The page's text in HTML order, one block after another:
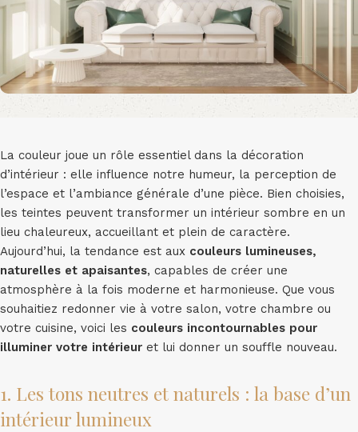
La couleur joue un rôle essentiel dans la décoration
d’intérieur : elle influence notre humeur, la perception de
l’espace et l’ambiance générale d’une pièce. Bien choisies,
les teintes peuvent transformer un intérieur sombre en un
lieu chaleureux, accueillant et plein de caractère.
Aujourd’hui, la tendance est aux couleurs lumineuses,
naturelles et apaisantes, capables de créer une
atmosphère à la fois moderne et harmonieuse. Que vous
souhaitiez redonner vie à votre salon, votre chambre ou
votre cuisine, voici les couleurs incontournables pour
illuminer votre intérieur et lui donner un souffle nouveau.
1. Les tons neutres et naturels : la base d’un
intérieur lumineux